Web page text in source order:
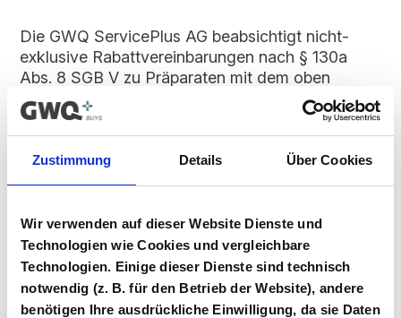
Zustimmung Details Über Cookies
Wir verwenden auf dieser Website Dienste und
Technologien wie Cookies und vergleichbare
Technologien. Einige dieser Dienste sind technisch
notwendig (z. B. für den Betrieb der Website), andere
benötigen Ihre ausdrückliche Einwilligung, da sie Daten
Die GWQ ServicePlus AG beabsichtigt nicht-
exklusive Rabattvereinbarungen nach § 130a
Abs. 8 SGB V zu Präparaten mit dem oben
genannten Wirkstoff zu schließen. Ein Beitritt ist
für alle Marktteilnehmer möglich, solange dieser
Vertrag im Vergabeportal gelistet ist.
Vertragsunterlagen
Bitte melden Sie sich an, um Ihre
Vertragsunterlagen einzusehen und
herunterzuladen. Sie haben noch kein
Benutzerkonto? Dann können Sie sich hier
direkt registrieren.